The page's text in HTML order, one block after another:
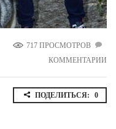
717 ПРОСМОТРОВ
КОММЕНТАРИИ
ПОДЕЛИТЬСЯ: 0